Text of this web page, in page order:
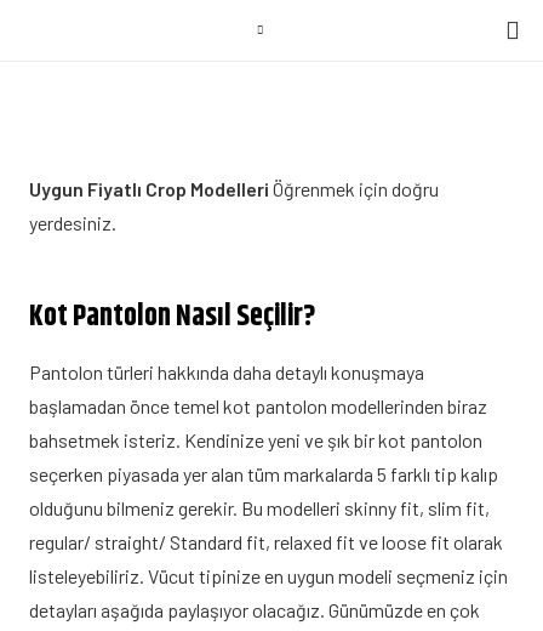
Uygun Fiyatlı Crop Modelleri Öğrenmek için doğru
yerdesiniz.
Kot Pantolon Nasıl Seçilir?
Pantolon türleri hakkında daha detaylı konuşmaya
başlamadan önce temel kot pantolon modellerinden biraz
bahsetmek isteriz. Kendinize yeni ve şık bir kot pantolon
seçerken piyasada yer alan tüm markalarda 5 farklı tip kalıp
olduğunu bilmeniz gerekir. Bu modelleri skinny fit, slim fit,
regular/ straight/ Standard fit, relaxed fit ve loose fit olarak
listeleyebiliriz. Vücut tipinize en uygun modeli seçmeniz için
detayları aşağıda paylaşıyor olacağız. Günümüzde en çok